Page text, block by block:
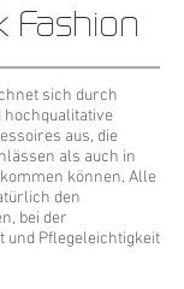
Fashion
sich durch
hochqualitative
aus, die
als auch in
können. Alle
den
bei der
und Pflegeleichtigkeit